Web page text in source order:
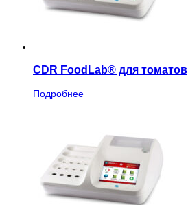
CDR FoodLab® для томатов
Подробнее